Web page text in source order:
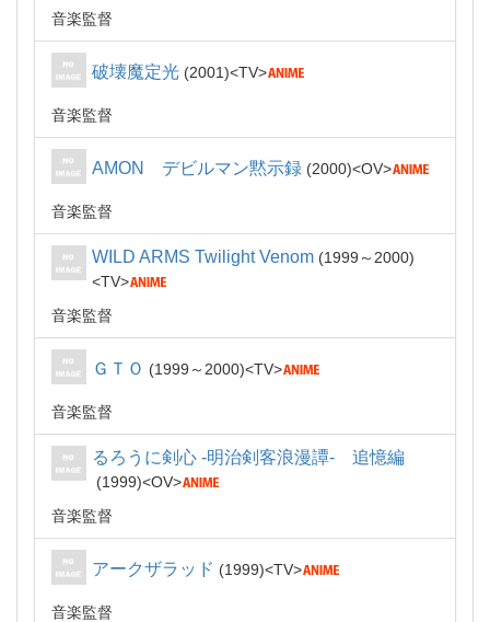
音楽監督
破壊魔定光 2001 TV
音楽監督
AMON デビルマン黙示録 2000 OV
音楽監督
WILD ARMS Twilight Venom
1999～2000
TV
音楽監督
ＧＴＯ 1999～2000 TV
音楽監督
るろうに剣心 -明治剣客浪漫譚- 追憶編
1999
OV
音楽監督
アークザラッド 1999 TV
音楽監督